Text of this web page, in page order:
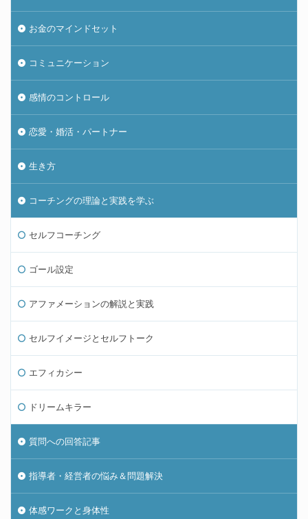
お金のマインドセット
コミュニケーション
感情のコントロール
恋愛・婚活・パートナー
生き方
コーチングの理論と実践を学ぶ
セルフコーチング
ゴール設定
アファメーションの解説と実践
セルフイメージとセルフトーク
エフィカシー
ドリームキラー
質問への回答記事
指導者・経営者の悩み＆問題解決
体感ワークと身体性